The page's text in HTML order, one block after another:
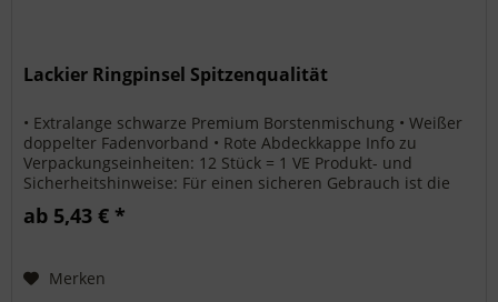
Lackier Ringpinsel Spitzenqualität
• Extralange schwarze Premium Borstenmischung • Weißer
doppelter Fadenvorband • Rote Abdeckkappe Info zu
Verpackungseinheiten: 12 Stück = 1 VE Produkt- und
Sicherheitshinweise: Für einen sicheren Gebrauch ist die
bestimmungsgemäße...
ab 5,43 € *
Merken